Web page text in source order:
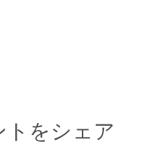
をシェア